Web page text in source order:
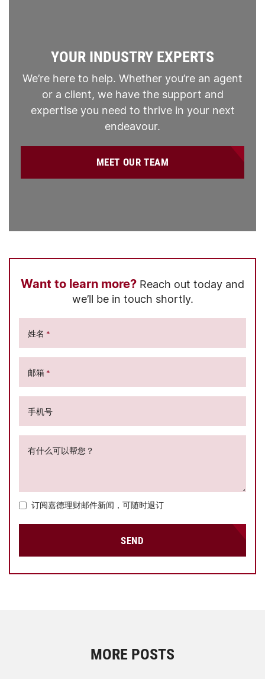
YOUR INDUSTRY EXPERTS
We’re here to help. Whether you’re an agent
or a client, we have the support and
expertise you need to thrive in your next
endeavour.
MEET OUR TEAM
Want to learn more? Reach out today and
we’ll be in touch shortly.
姓名 *
邮箱 *
手机号
有什么可以帮您？
订阅嘉德理财邮件新闻，可随时退订
SEND
MORE POSTS